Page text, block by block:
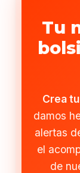
Tu
Crea
damos
alertas
el
de